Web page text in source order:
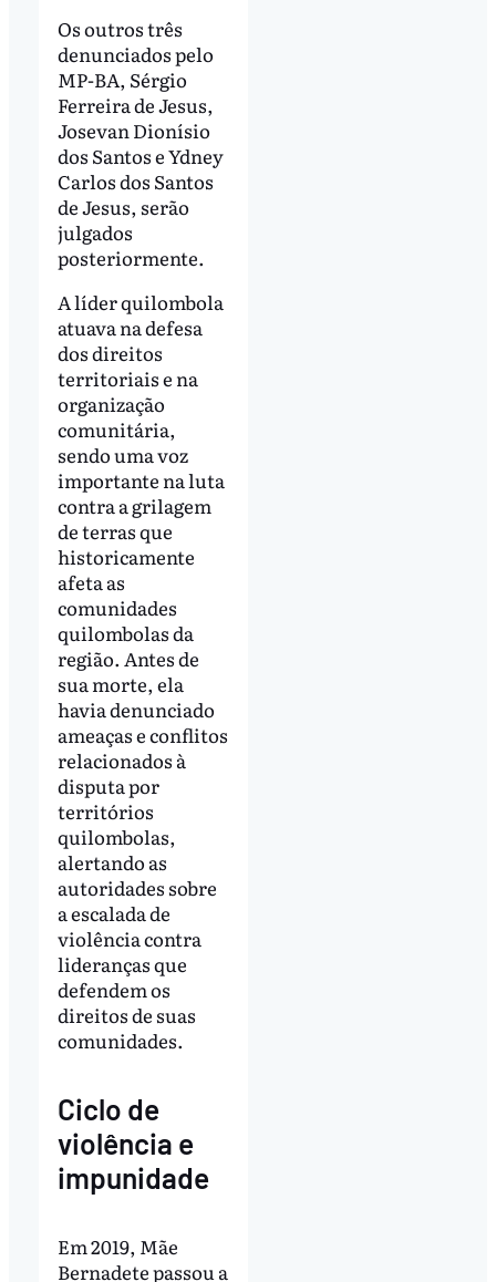
Os outros três
denunciados pelo
MP-BA, Sérgio
Ferreira de Jesus,
Josevan Dionísio
dos Santos e Ydney
Carlos dos Santos
de Jesus, serão
julgados
posteriormente.
A líder quilombola
atuava na defesa
dos direitos
territoriais e na
organização
comunitária,
sendo uma voz
importante na luta
contra a grilagem
de terras que
historicamente
afeta as
comunidades
quilombolas da
região. Antes de
sua morte, ela
havia denunciado
ameaças e conflitos
relacionados à
disputa por
territórios
quilombolas,
alertando as
autoridades sobre
a escalada de
violência contra
lideranças que
defendem os
direitos de suas
comunidades.
Ciclo de
violência e
impunidade
Em 2019, Mãe
Bernadete passou a